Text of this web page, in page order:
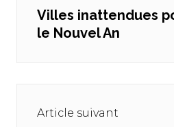
Previous
post:
Villes inattendues
le Nouvel An
Article suivant